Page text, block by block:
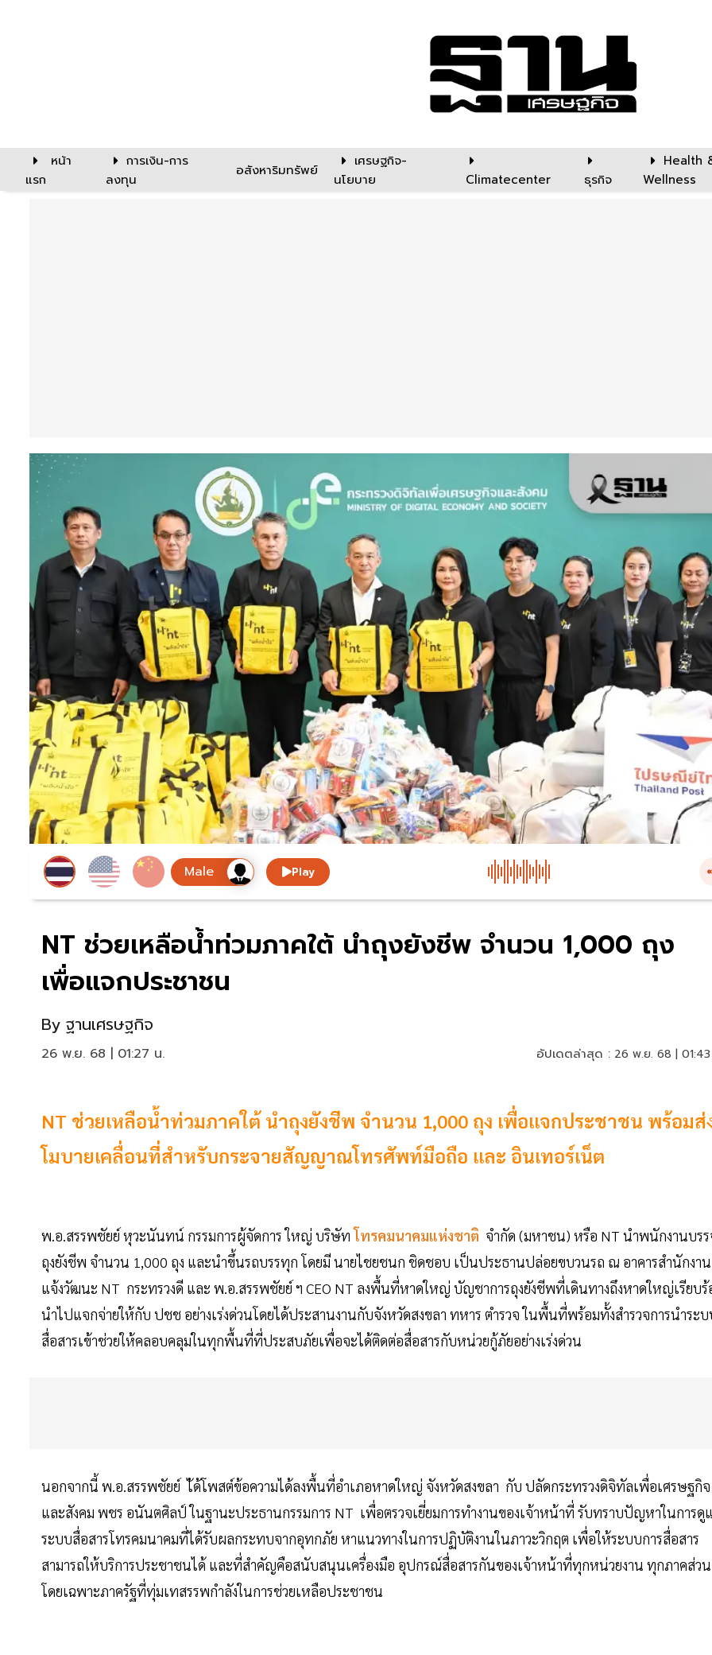
หน้า
แรก
การเงิน-การ
ลงทุน
อสังหาริมทรัพย์
เศรษฐกิจ-
นโยบาย
Climatecenter ธุรกิจ
Health
Wellness
Play
NT ช่วยเหลือน้ำท่วมภาคใต้ นำถุงยังชีพ จำนวน 1,000 ถุง
เพื่อแจกประชาชน
By ฐานเศรษฐกิจ
26 พ.ย. 68 | 01:27 น. อัปเดตล่าสุด : 26 พ.ย. 68 |
NT ช่วยเหลือน้ำท่วมภาคใต้ นำถุงยังชีพ จำนวน 1,000 ถุง เพื่อแจกประชาชน พร้อมส่
โมบายเคลื่อนที่สำหรับกระจายสัญญาณโทรศัพท์มือถือ และ อินเทอร์เน็ต
พ.อ.สรรพชัยย์ หุวะนันทน์ กรรมการผู้จัดการ ใหญ่ บริษัทโทรคมนาคมแห่งชาติ จำกัด (มหาชน) หรือ NT นำพนักงานบร
ถุงยังชีพ จำนวน 1,000 ถุง และนำขึ้นรถบรรทุก โดยมี นายไชยชนก ชิดชอบ เป็นประธานปล่อยขบวนรถ ณ อาคารสำนักงาน
แจ้งวัฒนะ NT กระทรวงดี และ พ.อ.สรรพชัยย์ ฯ CEO NT ลงพื้นที่หาดใหญ่ บัญชาการถุงยังชีพที่เดินทางถึงหาดใหญ่เรียบร้
นำไปแจกจ่ายให้กับ ปชช อย่างเร่งด่วนโดยได้ประสานงานกับจังหวัดสงขลา ทหาร ตำรวจ ในพื้นที่พร้อมทั้งสำรวจการนำระ
สื่อสารเข้าช่วยให้คลอบคลุมในทุกพื้นที่ที่ประสบภัยเพื่อจะได้ติดต่อสื่อสารกับหน่วยกู้ภัยอย่างเร่งด่วน
นอกจากนี้ พ.อ.สรรพชัยย์ ไ้ด้โพสต์ข้อความได้ลงพื้นที่อำเภอหาดใหญ่ จังหวัดสงขลา กับ ปลัดกระทรวงดิจิทัลเพื่อเศรษฐกิจ
และสังคม พชร อนันตศิลป์ ในฐานะประธานกรรมการ NT เพื่อตรวจเยี่ยมการทำงานของเจ้าหน้าที่ รับทราบปัญหาในการดู
ระบบสื่อสารโทรคมนาคมที่ได้รับผลกระทบจากอุทกภัย หาแนวทางในการปฏิบัติงานในภาวะวิกฤต เพื่อให้ระบบการสื่อสาร
สามารถให้บริการประชาชนได้ และที่สำคัญคือสนับสนุนเครื่องมือ อุปกรณ์สื่อสารกันของเจ้าหน้าที่ทุกหน่วยงาน ทุกภาคส่วน
โดยเฉพาะภาครัฐที่ทุ่มเทสรรพกำลังในการช่วยเหลือประชาชน